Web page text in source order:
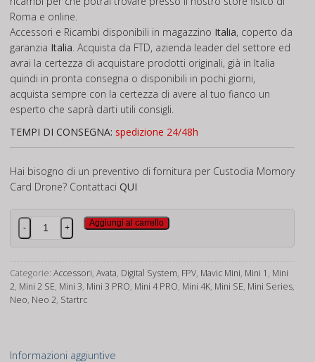
Roma e online.
Accessori e Ricambi disponibili in magazzino Italia, coperto da
garanzia Italia. Acquista da FTD, azienda leader del settore ed
avrai la certezza di acquistare prodotti originali, già in Italia
quindi in pronta consegna o disponibili in pochi giorni,
acquista sempre con la certezza di avere al tuo fianco un
esperto che saprà darti utili consigli.
TEMPI DI CONSEGNA: spedizione 24/48h
Hai bisogno di un preventivo di fornitura per Custodia Momory
Card Drone? Contattaci QUI
Custodia
Momory
Drone
quantità
- +
Aggiungi al carrello
Categorie: Accessori, Avata, Digital System, FPV, Mavic Mini, Mini 1 , Mini
2, Mini 2 SE, Mini 3, Mini 3 PRO, Mini 4 PRO, Mini 4K, Mini SE, Mini Series,
Neo, Neo 2, Startrc
Informazioni aggiuntive